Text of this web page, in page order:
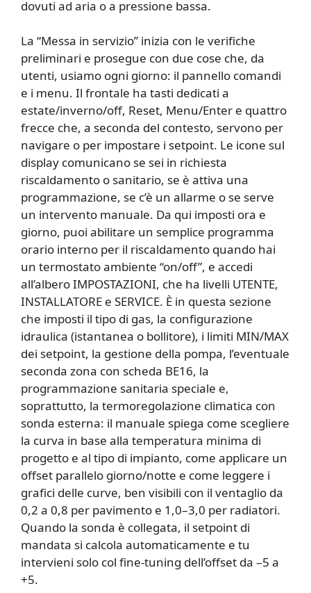
dovuti ad aria o a pressione bassa.
La “Messa in servizio” inizia con le verifiche
preliminari e prosegue con due cose che, da
utenti, usiamo ogni giorno: il pannello comandi
e i menu. Il frontale ha tasti dedicati a
estate/inverno/off, Reset, Menu/Enter e quattro
frecce che, a seconda del contesto, servono per
navigare o per impostare i setpoint. Le icone sul
display comunicano se sei in richiesta
riscaldamento o sanitario, se è attiva una
programmazione, se c’è un allarme o se serve
un intervento manuale. Da qui imposti ora e
giorno, puoi abilitare un semplice programma
orario interno per il riscaldamento quando hai
un termostato ambiente “on/off”, e accedi
all’albero IMPOSTAZIONI, che ha livelli UTENTE,
INSTALLATORE e SERVICE. È in questa sezione
che imposti il tipo di gas, la configurazione
idraulica (istantanea o bollitore), i limiti MIN/MAX
dei setpoint, la gestione della pompa, l’eventuale
seconda zona con scheda BE16, la
programmazione sanitaria speciale e,
soprattutto, la termoregolazione climatica con
sonda esterna: il manuale spiega come scegliere
la curva in base alla temperatura minima di
progetto e al tipo di impianto, come applicare un
offset parallelo giorno/notte e come leggere i
grafici delle curve, ben visibili con il ventaglio da
0,2 a 0,8 per pavimento e 1,0–3,0 per radiatori.
Quando la sonda è collegata, il setpoint di
mandata si calcola automaticamente e tu
intervieni solo col fine-tuning dell’offset da –5 a
+5.